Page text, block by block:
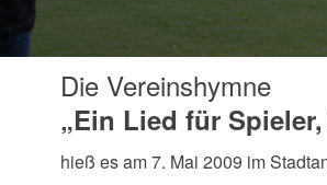
Die Vereinshymne
„Ein Lied für
hieß es am 7. Mai 2009 im